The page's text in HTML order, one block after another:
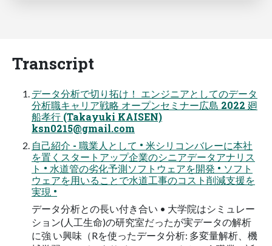
Transcript
データ分析で切り拓け！ エンジニアとしてのデータ
分析職キャリア戦略 オープンセミナー広島 2022 廻
船孝行 (Takayuki KAISEN)
ksn0215@gmail.com
自己紹介 - 職業人として • 米シリコンバレーに本社
を置くスタートアップ企業のシニアデータアナリス
ト • 水道管の劣化予測ソフトウェアを開発 • ソフト
ウェアを用いることで水道工事のコスト削減支援を
実現 •
データ分析との長い付き合い • 大学院はシミュレー
ション(人工生命)の研究室だったが実データの解析
に強 い興味（Rを使ったデータ分析: 多変量解析、機